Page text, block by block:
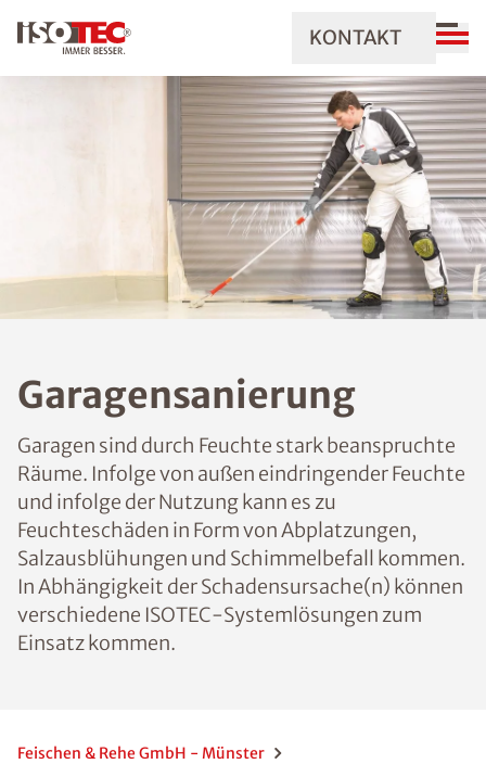
KONTAKT
Garagensanierung
Garagen sind durch Feuchte stark beanspruchte
Räume. Infolge von außen eindringender Feuchte
und infolge der Nutzung kann es zu
Feuchteschäden in Form von Abplatzungen,
Salzausblühungen und Schimmelbefall kommen.
In Abhängigkeit der Schadensursache(n) können
verschiedene ISOTEC-Systemlösungen zum
Einsatz kommen.
Feischen & Rehe GmbH - Münster